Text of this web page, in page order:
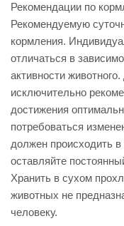
Рекомендации по
Рекомендуемую
кормления.
отличаться в
активности
исключительно
достижения
потребоваться
должен происходить
оставляйте
Хранить в сухом
животных не
человеку.